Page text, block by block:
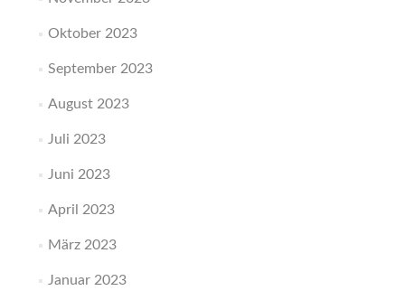
Oktober 2023
September 2023
August 2023
Juli 2023
Juni 2023
April 2023
März 2023
Januar 2023